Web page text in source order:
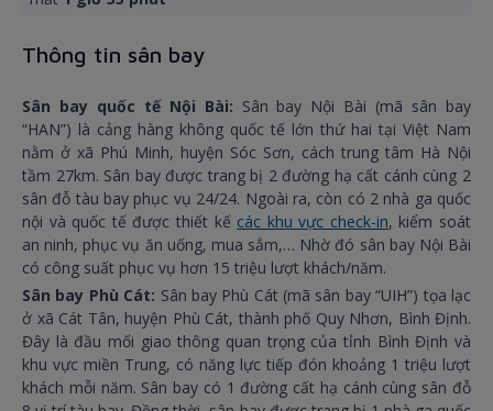
Thông tin sân bay
Sân bay quốc tế Nội Bài: Sân bay Nội Bài (mã sân bay
“HAN”) là cảng hàng không quốc tế lớn thứ hai tại Việt Nam
nằm ở xã Phú Minh, huyện Sóc Sơn, cách trung tâm Hà Nội
tầm 27km. Sân bay được trang bị 2 đường hạ cất cánh cùng 2
sân đỗ tàu bay phục vụ 24/24. Ngoài ra, còn có 2 nhà ga quốc
nội và quốc tế được thiết kế các khu vực check-in, kiểm soát
an ninh, phục vụ ăn uống, mua sắm,… Nhờ đó sân bay Nội Bài
có công suất phục vụ hơn 15 triệu lượt khách/năm.
Sân bay Phù Cát: Sân bay Phù Cát (mã sân bay “UIH”) tọa lạc
ở xã Cát Tân, huyện Phù Cát, thành phố Quy Nhơn, Bình Định.
Đây là đầu mối giao thông quan trọng của tỉnh Bình Định và
khu vực miền Trung, có năng lực tiếp đón khoảng 1 triệu lượt
khách mỗi năm. Sân bay có 1 đường cất hạ cánh cùng sân đỗ